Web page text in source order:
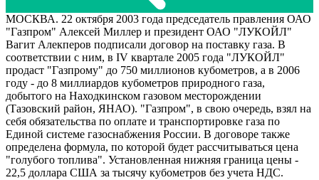
МОСКВА. 22 октября 2003 года председатель правления ОАО
"Газпром" Алексей Миллер и президент ОАО "ЛУКОЙЛ"
Вагит Алекперов подписали договор на поставку газа. В
соответствии с ним, в IV квартале 2005 года "ЛУКОЙЛ"
продаст "Газпрому" до 750 миллионов кубометров, а в 2006
году - до 8 миллиардов кубометров природного газа,
добытого на Находкинском газовом месторождении
(Тазовский район, ЯНАО). "Газпром", в свою очередь, взял на
себя обязательства по оплате и транспортировке газа по
Единой системе газоснабжения России. В договоре также
определена формула, по которой будет рассчитываться цена
"голубого топлива". Установленная нижняя граница цены -
22,5 доллара США за тысячу кубометров без учета НДС.